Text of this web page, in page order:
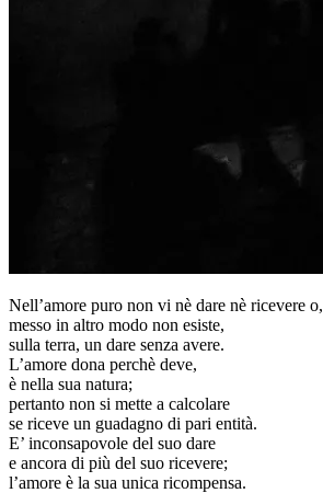
Nell’amore puro non vi nè dare nè ricevere o,
messo in altro modo non esiste,
sulla terra, un dare senza avere.
L’amore dona perchè deve,
è nella sua natura;
pertanto non si mette a calcolare
se riceve un guadagno di pari entità.
E’ inconsapovole del suo dare
e ancora di più del suo ricevere;
l’amore è la sua unica ricompensa.